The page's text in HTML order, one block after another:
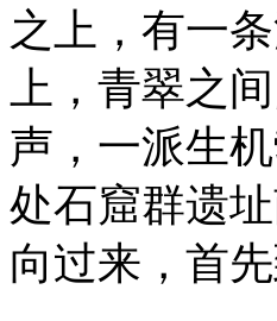
之上，有一
上，青翠之
声，一派生
处石窟群遗
向过来，首